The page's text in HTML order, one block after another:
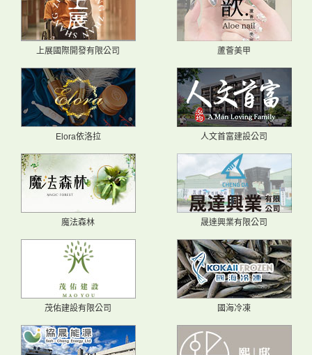
上展國際開發有限公司 蘆薈美甲
Elora依洛拉 人文首富建設公司
魔法森林 晟達興業有限公司
茂佑建設有限公司 國海冷凍